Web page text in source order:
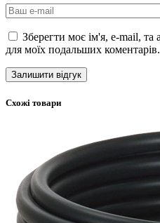
Зберегти моє ім'я, e-mail, та
для моїх подальших коментарів.
Схожі товари